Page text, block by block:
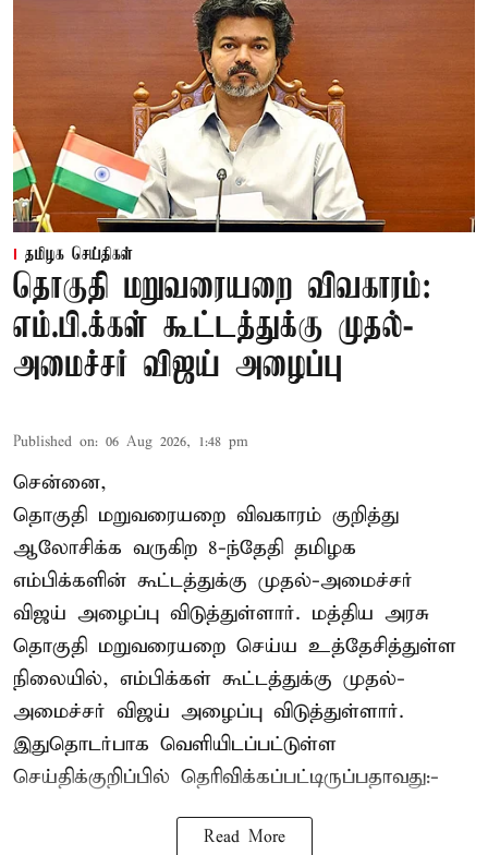
தமிழக செய்திகள்
தொகுதி மறுவரையறை விவகாரம்:
எம்.பி.க்கள் கூட்டத்துக்கு முதல்-
அமைச்சர் விஜய் அழைப்பு
Published on: 06 Aug 2026, 1:48 pm
சென்னை,
தொகுதி மறுவரையறை விவகாரம் குறித்து
ஆலோசிக்க வருகிற 8-ந்தேதி தமிழக
எம்பிக்களின் கூட்டத்துக்கு முதல்-அமைச்சர்
விஜய் அழைப்பு விடுத்துள்ளார். மத்திய அரசு
தொகுதி மறுவரையறை செய்ய உத்தேசித்துள்ள
நிலையில், எம்பிக்கள் கூட்டத்துக்கு முதல்-
அமைச்சர் விஜய் அழைப்பு விடுத்துள்ளார்.
இதுதொடர்பாக வெளியிடப்பட்டுள்ள
செய்திக்குறிப்பில் தெரிவிக்கப்பட்டிருப்பதாவது:-
Read More